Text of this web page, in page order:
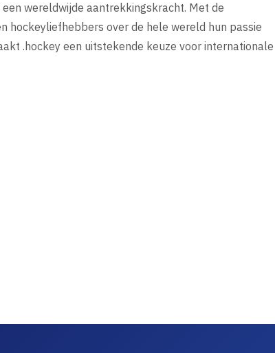
wereldwijde aantrekkingskracht. Met de
hockeyliefhebbers over de hele wereld hun passie
.hockey een uitstekende keuze voor internationale